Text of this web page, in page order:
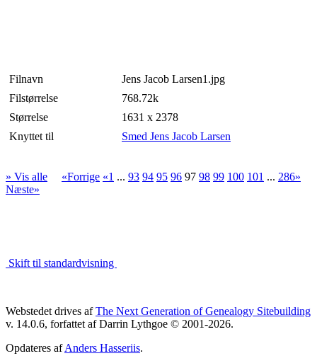
Filnavn
Jens Jacob Larsen1.jpg
Filstørrelse
768.72k
Størrelse
1631 x 2378
Knyttet til
Smed Jens Jacob Larsen
» Vis alle «Forrige «1 ... 93 94 95 96 97 98 99 100 101 ... 286»
Næste»
Skift til standardvisning
Webstedet drives afThe Next Generation of Genealogy Sitebuilding
v. 14.0.6, forfattet af Darrin Lythgoe © 2001-2026.
Opdateres afAnders Hasseriis.